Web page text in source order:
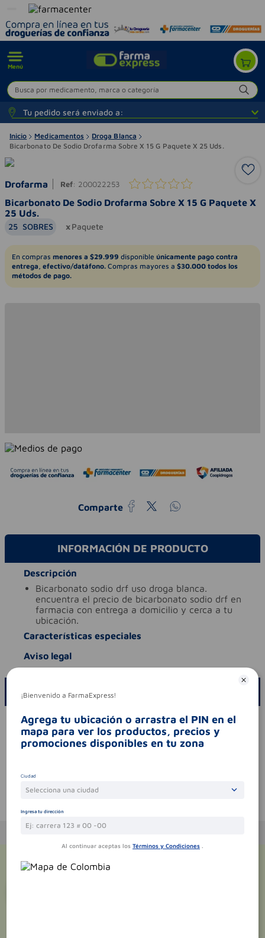
Menú
Busca por medicamento, marca o categoría
Tu pedido será enviado a:
Inicio Medicamentos
Droga Blanca
Bicarbonato De Sodio Drofarma Sobre X 15 G Paquete X 25 Uds.
Drofarma Ref: 200022253
Bicarbonato De Sodio Drofarma Sobre X 15 G Paquete X
25 Uds.
25 SOBRES Paquete
En compras menores a $29.999 disponible únicamente pago contra
entrega, efectivo/datáfono. Compras mayores a $30.000 todos los
métodos de pago.
Comparte
INFORMACIÓN DE PRODUCTO
Descripción
bicarbonato sodio drf uso droga blanca.
encuentra el precio de bicarbonato sodio drf en
farmacia con entrega a domicilio y cerca a tu
ubicación.
Características especiales
Aviso legal
ESCRIBE UN COMENTARIO
Por favor, inicie sesión para escribir un comentario
Sin comentarios.
¡Bienvenido a FarmaExpress!
Agrega tu ubicación o arrastra el PIN en el
mapa para ver los productos, precios y
promociones disponibles en tu zona
Ciudad
Selecciona una ciudad
Ingresa tu dirección
Al continuar aceptas los Términos y Condiciones .